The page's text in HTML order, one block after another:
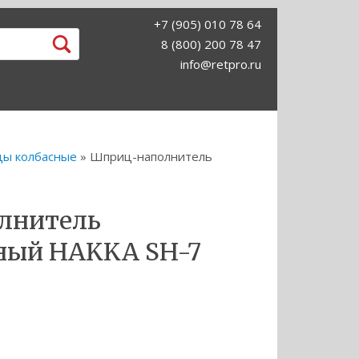
+7 (905) 010 78 64
8 (800) 200 78 47
info@retpro.ru
колбасные » Шприц-наполнитель
HAKKA SH-7